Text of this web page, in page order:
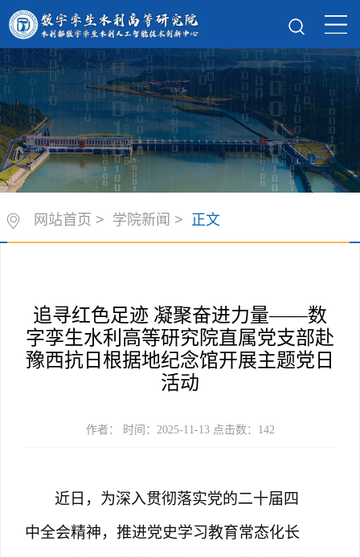
网站首页 > 学院新闻 > 正文
追寻红色足迹 凝聚奋进力量——数
字孪生水利高等研究院直属党支部赴
豫西抗日根据地纪念馆开展主题党日
活动
作者： 时间：2025-11-13 点击数： 142
近日，为深入贯彻落实党的二十届四
中全会精神， 推进党史学习教育常态化长